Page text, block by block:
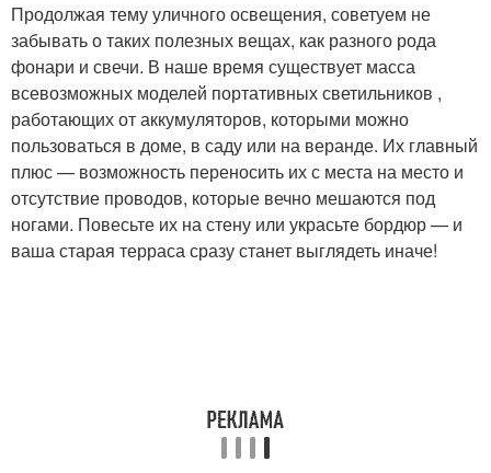
Продолжая тему уличного освещения, советуем не
забывать о таких полезных вещах, как разного рода
фонари и свечи. В наше время существует масса
всевозможных моделей портативных светильников ,
работающих от аккумуляторов, которыми можно
пользоваться в доме, в саду или на веранде. Их главный
плюс — возможность переносить их с места на место и
отсутствие проводов, которые вечно мешаются под
ногами. Повесьте их на стену или украсьте бордюр — и
ваша старая терраса сразу станет выглядеть иначе!